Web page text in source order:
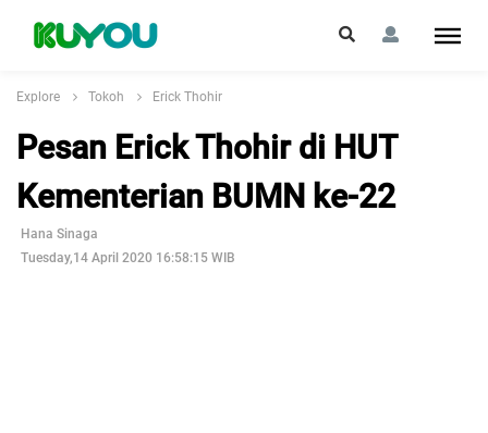
Explore Tokoh Erick Thohir
Pesan Erick Thohir di HUT
Kementerian BUMN ke-22
Hana Sinaga
Tuesday,14 April 2020 16:58:15 WIB